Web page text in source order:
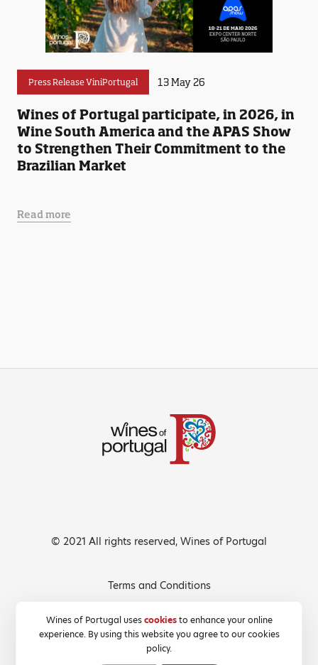
Press Release ViniPortugal 13 May 26
Wines of Portugal participate, in 2026, in
Wine South America and the APAS Show
to Strengthen Their Commitment to the
Brazilian Market
Read more
Wines of Portugal usescookiesto enhance your online
experience. By using this website you agree to our cookies
policy.
© 2021 All rights reserved, Wines of Portugal
Terms and Conditions
Cookies Policy